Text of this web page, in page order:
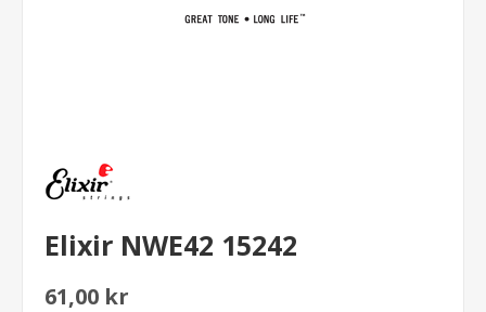
Elixir NWE42 15242
61,00 kr